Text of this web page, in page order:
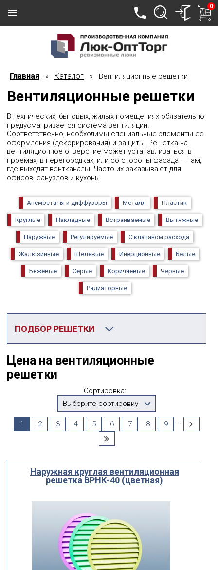
0
Главная » Каталог » Вентиляционные решетки
Вентиляционные решетки
В технических, бытовых, жилых помещениях обязательно
предусматривается система вентиляции.
Соответственно, необходимы специальные элементы ее
оформления (декорирования) и защиты. Решетка на
вентиляционное отверстие может устанавливаться в
проемах, в перегородках, или со стороны фасада – там,
где выходят вентканалы. Часто их заказывают для
офисов, санузлов и кухонь.
Анемостаты и диффузоры Металл Пластик
Круглые Накладные Встраиваемые Вытяжные
Наружные Регулируемые С клапаном расхода
Жалюзийные Щелевые Инерционные Белые
Бежевые Серые Коричневые Черные
Радиаторные
ПОДБОР РЕШЕТКИ
Вентиляционные решетки
Выберите...
По посадочному размеру
мм
Сбросить фильтр подобрать
Цена на вентиляционные
решетки
Сортировка:
Выберите сортировку
1 2 3 4 5 6 7 8 9 ...
Наружная круглая вентиляционная
решетка ВРНК-40 (цветная)